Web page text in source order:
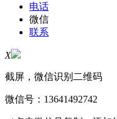
电话
微信
联系
X
截屏，微信识别二维码
微信号： 13641492742